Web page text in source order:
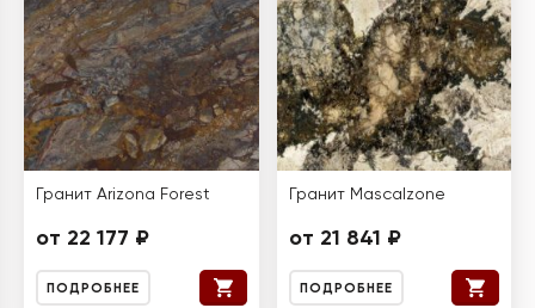
Гранит Arizona Forest
от 22 177 ₽
ПОДРОБНЕЕ
Гранит Mascalzone
от 21 841 ₽
ПОДРОБНЕЕ